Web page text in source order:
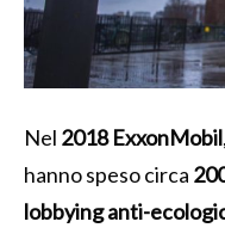
Nel 2018 ExxonMobil,
hanno speso circa
lobbying anti-